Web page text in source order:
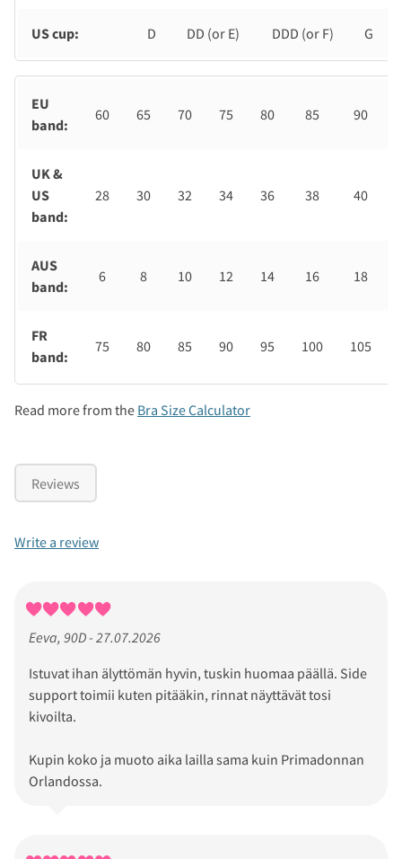
US cup: D DD (or E) DDD (or F) G
EU
band:
60 65 70 75 80 85 90
UK &
US
band:
28 30 32 34 36 38 40
AUS
band:
6 8 10 12 14 16 18
FR
band:
75 80 85 90 95 100 105
Read more from the Bra Size Calculator
Reviews
Write a review
Eeva, 90D - 27.07.2026
Istuvat ihan älyttömän hyvin, tuskin huomaa päällä. Side
support toimii kuten pitääkin, rinnat näyttävät tosi
kivoilta.
Kupin koko ja muoto aika lailla sama kuin Primadonnan
Orlandossa.